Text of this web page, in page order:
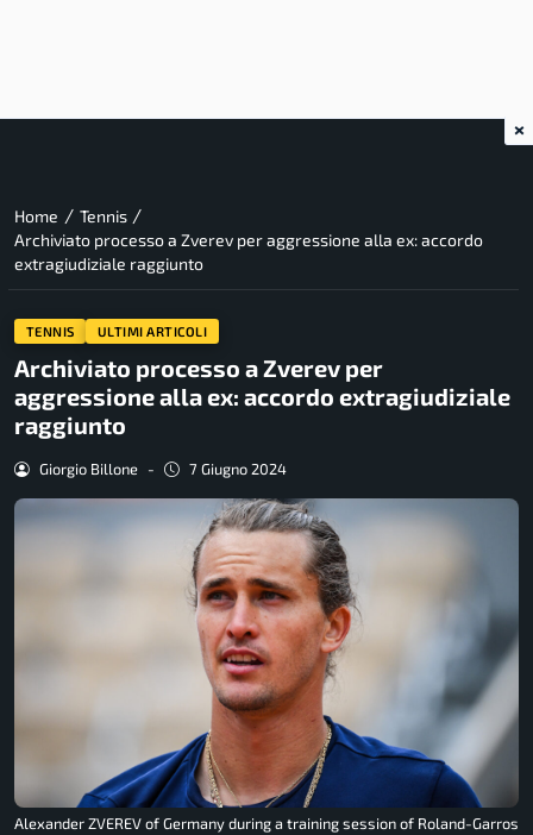
Home / Tennis /
Archiviato processo a Zverev per aggressione alla ex: accordo
extragiudiziale raggiunto
TENNIS ULTIMI ARTICOLI
Archiviato processo a Zverev per
aggressione alla ex: accordo extragiudiziale
raggiunto
Giorgio Billone - 7 Giugno 2024
Alexander ZVEREV of Germany during a training session of Roland-Garros
×